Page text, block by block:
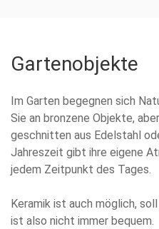
Gartenobjekte
Im Garten begegnen sich
Sie an bronzene Objekte,
geschnitten aus Edelstahl
Jahreszeit gibt ihre eigene
jedem Zeitpunkt des Tages.
Keramik ist auch möglich,
ist also nicht immer bequem.